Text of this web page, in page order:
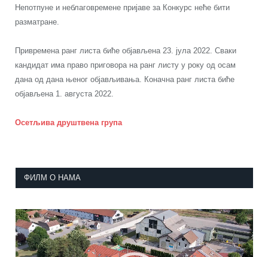
Непотпуне и неблаговремене пријаве за Конкурс неће бити
разматране.
Привремена ранг листа биће објављена 23. јула 2022. Сваки
кандидат има право приговора на ранг листу у року од осам
дана од дана њеног објављивања. Коначна ранг листа биће
објављена 1. августа 2022.
Oсетљива друштвена група
ФИЛМ О НАМА
Прегледач
видео
записа